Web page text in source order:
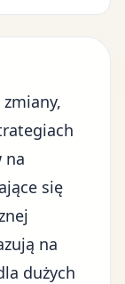
na
się
na
dużych